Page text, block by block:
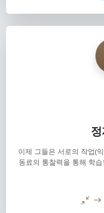
이제 그들은 서로의 작업(
동료의 통찰력을 통해 학